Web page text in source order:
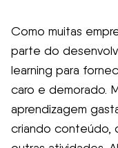
Como muitas
parte do
learning para
caro e demorado.
aprendizagem
criando conteúdo,